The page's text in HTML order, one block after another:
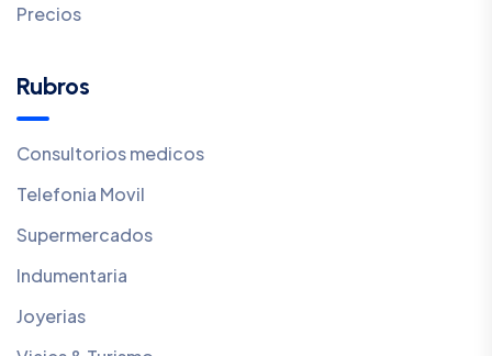
Precios
Rubros
Consultorios medicos
Telefonia Movil
Supermercados
Indumentaria
Joyerias